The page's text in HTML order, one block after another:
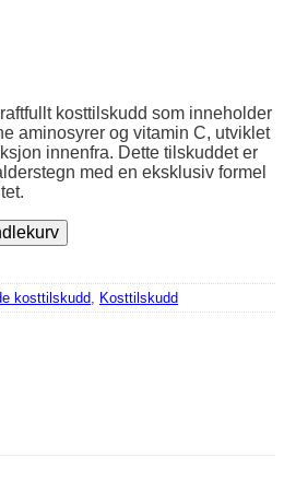
kosttilskudd som inneholder
aminosyrer og vitamin C, utviklet
innenfra. Dette tilskuddet er
med en eksklusiv formel
og vitamin C-tilskudd antall
kosttilskudd
Kosttilskudd